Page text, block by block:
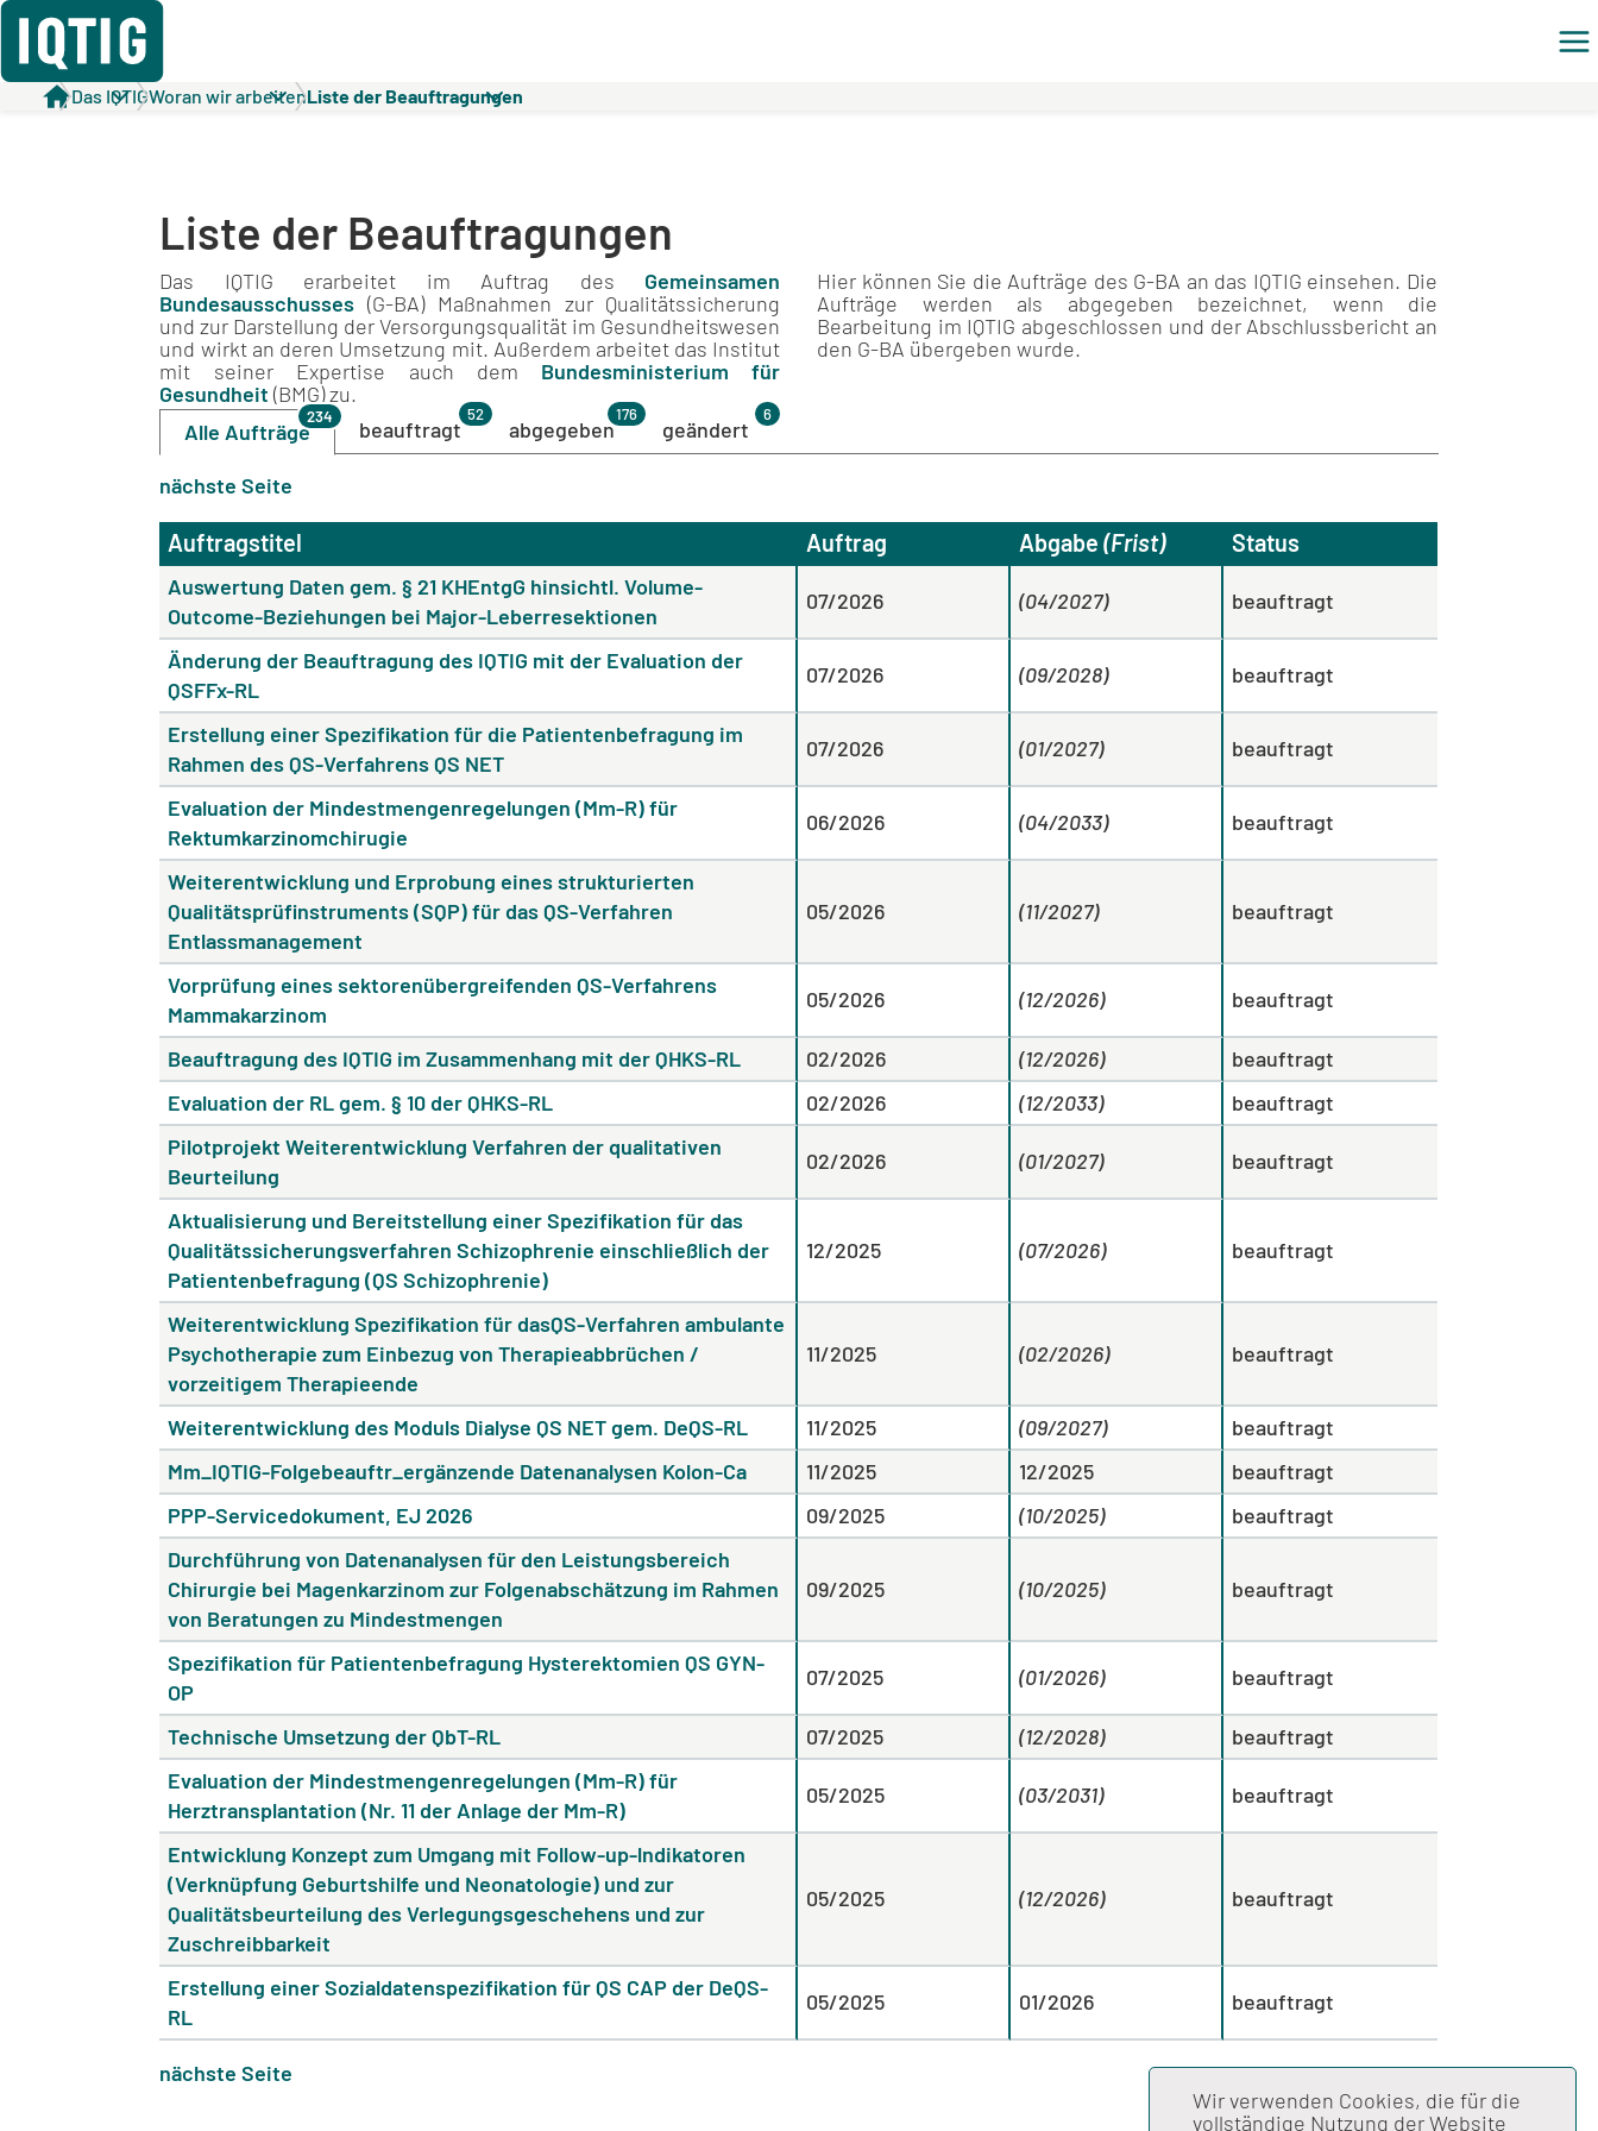
Das IQTIGWoran wir arbeitenListe der Beauftragungen
Liste der Beauftragungen
Das IQTIG erarbeitet im Auftrag des Gemeinsamen
Bundesausschusses (G‑BA) Maßnahmen zur Qualitätssicherung
und zur Darstellung der Versorgungsqualität im Gesundheitswesen
und wirkt an deren Umsetzung mit. Außerdem arbeitet das Institut
mit seiner Expertise auch dem Bundesministerium für
Gesundheit (BMG) zu.
Hier können Sie die Aufträge des G-BA an das IQTIG einsehen. Die
Aufträge werden als abgegeben bezeichnet, wenn die
Bearbeitung im IQTIG abgeschlossen und der Abschlussbericht an
den G-BA übergeben wurde.
Alle Aufträge
234
beauftragt
52
abgegeben
176
geändert
6
nächste Seite
Auftragstitel Auftrag Abgabe(Frist) Status
Auswertung Daten gem. § 21 KHEntgG hinsichtl. Volume-
Outcome-Beziehungen bei Major-Leberresektionen
07/2026 (04/2027) beauftragt
Änderung der Beauftragung des IQTIG mit der Evaluation der
QSFFx-RL
07/2026 (09/2028) beauftragt
Erstellung einer Spezifikation für die Patientenbefragung im
Rahmen des QS-Verfahrens QS NET
07/2026 (01/2027) beauftragt
Evaluation der Mindestmengenregelungen (Mm-R) für
Rektumkarzinomchirugie
06/2026 (04/2033) beauftragt
Weiterentwicklung und Erprobung eines strukturierten
Qualitätsprüfinstruments (SQP) für das QS-Verfahren
Entlassmanagement
05/2026 (11/2027) beauftragt
Vorprüfung eines sektorenübergreifenden QS-Verfahrens
Mammakarzinom
05/2026 (12/2026) beauftragt
Beauftragung des IQTIG im Zusammenhang mit der QHKS-RL 02/2026 (12/2026)
beauftragt
Evaluation der RL gem. § 10 der QHKS-RL
02/2026 (12/2033)
beauftragt
Pilotprojekt Weiterentwicklung Verfahren der qualitativen
Beurteilung
02/2026 (01/2027) beauftragt
Aktualisierung und Bereitstellung einer Spezifikation für das
Qualitätssicherungsverfahren Schizophrenie einschließlich der
Patientenbefragung (QS Schizophrenie)
12/2025 (07/2026) beauftragt
Weiterentwicklung Spezifikation für dasQS-Verfahren ambulante
Psychotherapie zum Einbezug von Therapieabbrüchen /
vorzeitigem Therapieende
11/2025 (02/2026) beauftragt
Weiterentwicklung des Moduls Dialyse QS NET gem. DeQS-RL 11/2025 (09/2027)
beauftragt
Mm_IQTIG-Folgebeauftr_ergänzende Datenanalysen Kolon-Ca
11/2025 12/2025
beauftragt
PPP-Servicedokument, EJ 2026
09/2025 (10/2025)
beauftragt
Durchführung von Datenanalysen für den Leistungsbereich
Chirurgie bei Magenkarzinom zur Folgenabschätzung im Rahmen
von Beratungen zu Mindestmengen
09/2025 (10/2025) beauftragt
Spezifikation für Patientenbefragung Hysterektomien QS GYN-
OP
07/2025 (01/2026) beauftragt
Technische Umsetzung der QbT-RL 07/2025 (12/2028)
beauftragt
Evaluation der Mindestmengenregelungen (Mm-R) für
Herztransplantation (Nr. 11 der Anlage der Mm-R)
05/2025 (03/2031) beauftragt
Entwicklung Konzept zum Umgang mit Follow-up-lndikatoren
(Verknüpfung Geburtshilfe und Neonatologie) und zur
Qualitätsbeurteilung des Verlegungsgeschehens und zur
Zuschreibbarkeit
05/2025 (12/2026) beauftragt
Erstellung einer Sozialdatenspezifikation für QS CAP der DeQS-
RL
05/2025 01/2026 beauftragt
nächste Seite
Wir verwenden Cookies, die für die
vollständige Nutzung der Website